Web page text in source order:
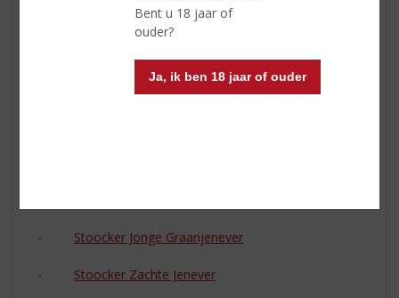
Bent u 18 jaar of
ouder?
Ja, ik ben 18 jaar of ouder
Stoocker is een (h)eerlijke borrel van vaderlandse
bodem. Ambachtelijk gemaakt met alle zorg en
het distilleren is eeuwenoud en heeft in ons land een
- Stoocker Jonge Graanjenever
- Stoocker Zachte Jenever